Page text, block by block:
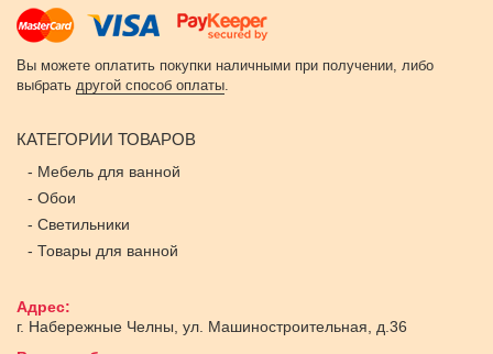
Вы можете оплатить покупки наличными при получении, либо
выбрать другой способ оплаты.
КАТЕГОРИИ ТОВАРОВ
- Мебель для ванной
- Обои
- Светильники
- Товары для ванной
Адрес:
г. Набережные Челны ул. Машиностроительная, д.36